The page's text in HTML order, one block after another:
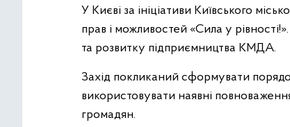
У Києві за ініціативи Київського
прав і можливостей «Сила у
та розвитку підприємництва КМДА.
Захід покликаний сформувати
використовувати наявні
громадян.